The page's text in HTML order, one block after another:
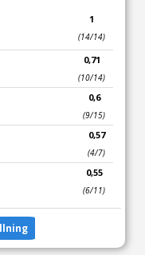
1
(14/14)
0,71
(10/14)
0,6
(9/15)
0,57
(4/7)
0,55
(6/11)